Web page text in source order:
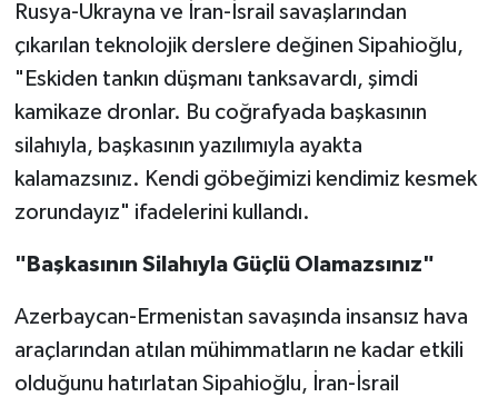
Rusya-Ukrayna ve İran-İsrail savaşlarından
çıkarılan teknolojik derslere değinen Sipahioğlu,
"Eskiden tankın düşmanı tanksavardı, şimdi
kamikaze dronlar. Bu coğrafyada başkasının
silahıyla, başkasının yazılımıyla ayakta
kalamazsınız. Kendi göbeğimizi kendimiz kesmek
zorundayız" ifadelerini kullandı.
"Başkasının Silahıyla Güçlü Olamazsınız"
Azerbaycan-Ermenistan savaşında insansız hava
araçlarından atılan mühimmatların ne kadar etkili
olduğunu hatırlatan Sipahioğlu, İran-İsrail